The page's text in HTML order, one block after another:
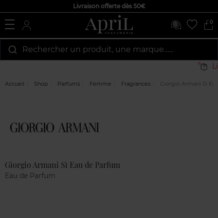
Livraison offerte dès 50€
0
Rechercher un produit, une marque…...
Accueil Shop Parfums Femme Fragrances Giorgio Armani Sì
Giorgio Armani Sì Eau de Parfum
Eau de Parfum